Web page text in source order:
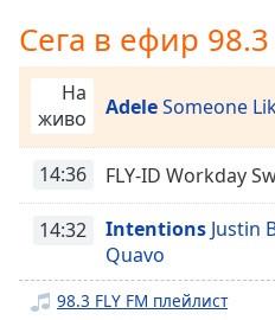
Rate
Chapters
Chapters
Descriptions
descriptions
selected
Сега в ефир 98.3
На
живо
AdeleSomeone
14:36 FLY-ID Workday
14:32 Intentions Justin
Quavo
98.3 FLY FM плейлист